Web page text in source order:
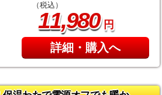
（税込）
11,980円
詳細・購入へ